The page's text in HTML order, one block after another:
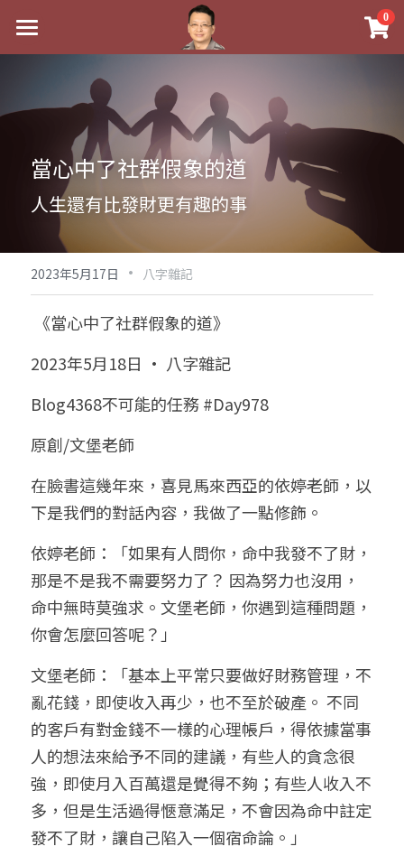
0
最新消息
關於我
實體經營
祖傳命理
課程介紹
後天派陽宅
Blog
黃金會員專區
八字雜記
心靈成長
人氣最高
站長精選
臉書生活
好書推廌
試閱專區
Podcast聽書
團隊訓練營
八字視頻
陽宅視頻
線上直播
自我挑戰
線上學苑
八字初階班1
八字初階班2
八字進階班
八字中階班
八字高階班
五人實戰班
五行計算初階班
五行計算高階班
團隊訓練營
命理商城
八字完整班
《十神高階實戰錄》完整典藏版
科學八字推理PDF
八字批命
小兒命名
我的著作
科學八字推理1
科學八字推理2
科學八字推理3
科學八字輕鬆學
輕鬆學會科學八字推理
與我預約
批命預約
上課預約
常見問題
FB粉絲頁
登錄/註冊
繁體中文
繁體中文
0938617837
support@p8zicourse.com
五行八字線上班
當心中了社群假象的道
人生還有比發財更有趣的事
2023年5月17日 · 八字雜記
《當心中了社群假象的道》
2023年5月18日 · 八字雜記
Blog4368不可能的任務 #Day978
原創/文堡老師
在臉書這幾年來，喜見馬來西亞的依婷老師，以
下是我們的對話內容，我做了一點修飾。
依婷老師：「如果有人問你，命中我發不了財，
那是不是我不需要努力了？ 因為努力也沒用，
命中無時莫強求。文堡老師，你遇到這種問題，
你會怎麼回答呢？」
文堡老師：「基本上平常只要做好財務管理，不
亂花錢，即使收入再少，也不至於破產。 不同
的客戶有對金錢不一樣的心理帳戶，得依據當事
人的想法來給予不同的建議，有些人的貪念很
強，即使月入百萬還是覺得不夠；有些人收入不
多，但是生活過得愜意滿足，不會因為命中註定
發不了財，讓自己陷入一個宿命論。」
×
商品分類
八字線上完整班
科學八字推理PDF
《十神高階實戰錄》完整典藏版
1美元超值PDF